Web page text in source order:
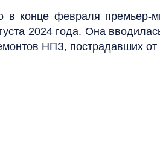
в конце февраля
2024 года. Она
НПЗ, пострадавших от